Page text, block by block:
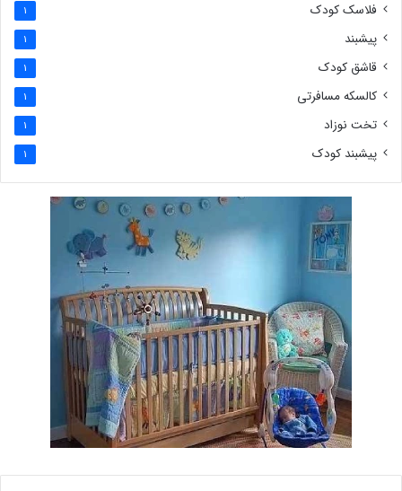
فلاسک کودک 1
پیشبند 1
قاشق کودک 1
کالسکه مسافرتی 1
تخت نوزاد 1
پیشبند کودک 1